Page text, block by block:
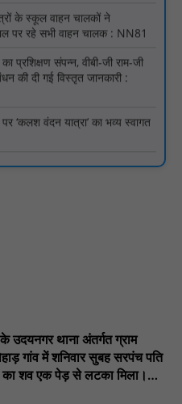
संपन्न, वीबी-जी राम-जी
की दी गई विस्तृत जानकारी :
‘कलश वंदन यात्रा’ का भव्य स्वागत
जागरूकता कार्यक्रम आयोजित:
NN81
सभी रेजिडेंट्स का लंबित वेतन
उदयनगर थाना अंतर्गत ग्राम
गांव में शनिवार सुबह सरपंच पति
का शव एक पेड़ से लटका मिला।